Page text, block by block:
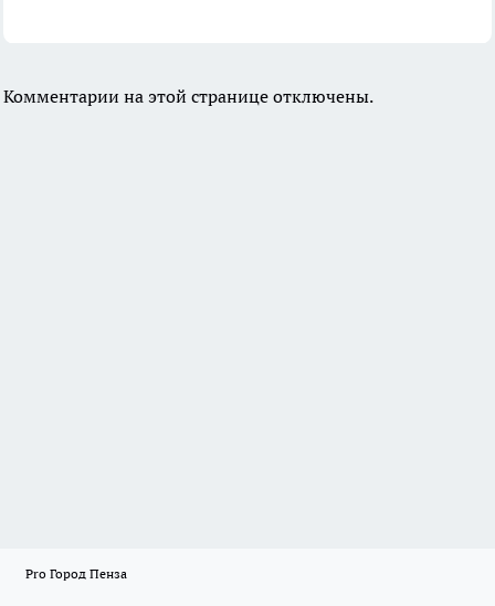
Комментарии на этой странице отключены.
Pro Город Пенза